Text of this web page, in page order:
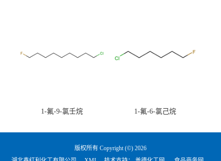
1-氟-9-氯壬烷 1-氟-6-氯己烷
版权所有 Copyright (©) 2026